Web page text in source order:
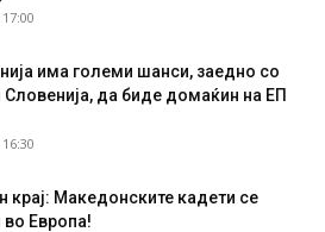
има големи шанси, заедно со
Словенија, да биде домаќин на ЕП
крај: Македонските кадети се
во Европа!